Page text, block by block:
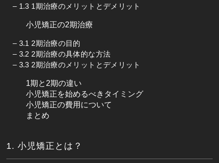
– 1.3 1期治療のメリットとデメリット
小児矯正の2期治療
– 3.1 2期治療の目的
– 3.2 2期治療の具体的な方法
– 3.3 2期治療のメリットとデメリット
1期と2期の違い
小児矯正を始めるべきタイミング
小児矯正の費用について
まとめ
1. 小児矯正とは？